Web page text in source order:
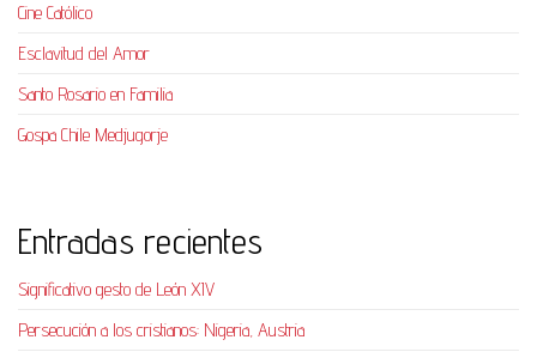
Cine Católico
Esclavitud del Amor
Santo Rosario en Familia
Gospa Chile Medjugorje
Entradas recientes
Significativo gesto de León XIV
Persecución a los cristianos: Nigeria, Austria